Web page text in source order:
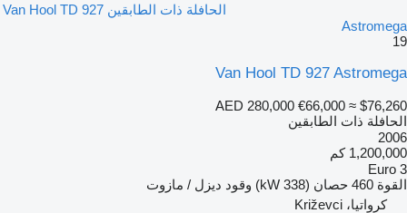
الحافلة ذات الطابقين Van Hool TD 927
Astromega
19
Van Hool TD 927 Astromega
AED 280,000 €66,000 ≈ $76,260
الحافلة ذات الطابقين
2006
1,200,000 كم
Euro 3
القوة 460 حصان (338 kW) وقود ديزل / مازوت
كرواتيا، Križevci